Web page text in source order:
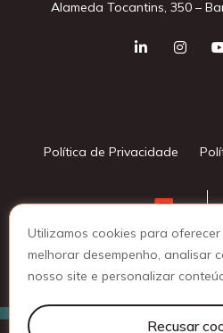
Utilizamos cookies para oferecer
melhorar desempenho, analisar
nosso site e personalizar
Recusar
Alameda Tocantins, 350 –
Política de Privacidade
© 2025 Lattine Group - Todos